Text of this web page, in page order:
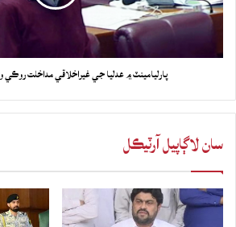
پارليامينٽ ۾ عدليا جي غيراخلاقي مداخلت
سان لاڳاپيل آرٽيڪل